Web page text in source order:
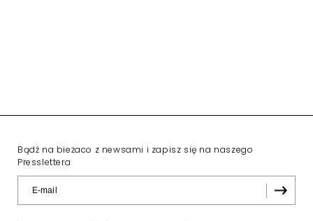
Bądź na bieżaco z newsami i zapisz się na naszego
Presslettera